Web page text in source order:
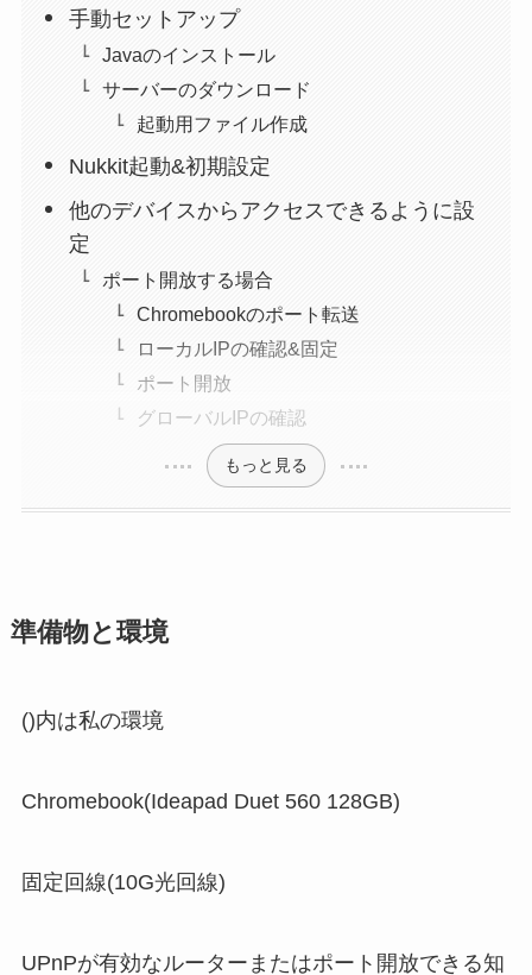
手動セットアップ
Javaのインストール
サーバーのダウンロード
起動用ファイル作成
Nukkit起動&初期設定
他のデバイスからアクセスできるように設
定
ポート開放する場合
Chromebookのポート転送
ローカルIPの確認&固定
ポート開放
グローバルIPの確認
もっと見る
準備物と環境
()内は私の環境
Chromebook(Ideapad Duet 560 128GB)
固定回線(10G光回線)
UPnPが有効なルーターまたはポート開放できる知